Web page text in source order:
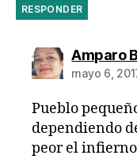
RESPONDER
Amparo
mayo 6,
Pueblo
dependiendo
peor el